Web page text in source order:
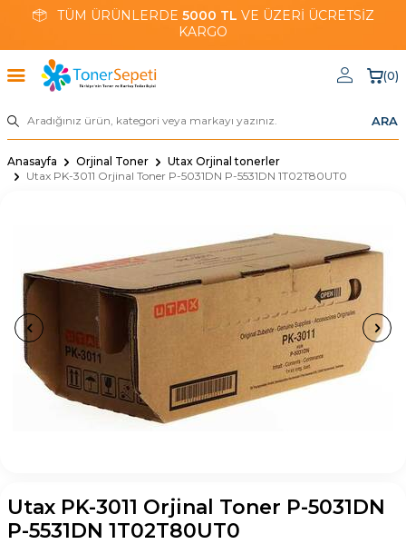
TÜM ÜRÜNLERDE 5000 TL VE ÜZERİ ÜCRETSİZ
KARGO
ARA
(0)
Anasayfa Orjinal Toner
Utax Orjinal tonerler
Utax PK-3011 Orjinal Toner P-5031DN P-5531DN 1T02T80UT0
Utax PK-3011 Orjinal Toner P-5031DN
P-5531DN 1T02T80UT0